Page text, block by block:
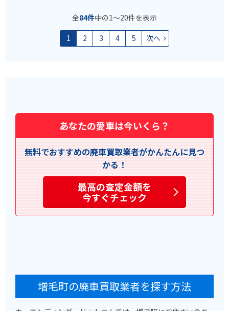
全84件中の1〜20件を表示
1
2 3 4 5 次へ
あなたの愛車は今いくら？
無料でおすすめの廃車買取業者がかんたんに見つ
かる！
最高の査定金額を
今すぐチェック
増毛町の廃車買取業者を探す方法